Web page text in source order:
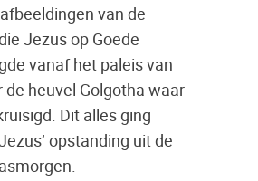
van de
Jezus op Goede
vanaf het paleis van
de heuvel Golgotha waar
Dit alles ging
opstanding uit de